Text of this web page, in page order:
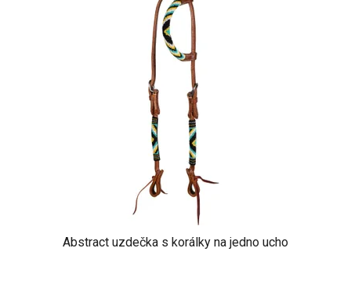
Abstract uzdečka s korálky na jedno ucho